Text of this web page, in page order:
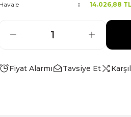
Havale
14.026,88
Fiyat Alarmı Tavsiye Et